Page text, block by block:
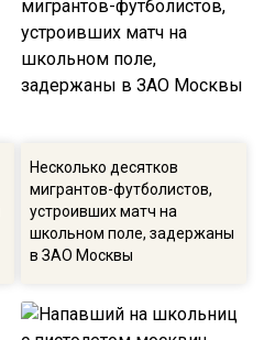
Несколько десятков
мигрантов-футболистов,
устроивших матч на
школьном поле, задержаны
в ЗАО Москвы